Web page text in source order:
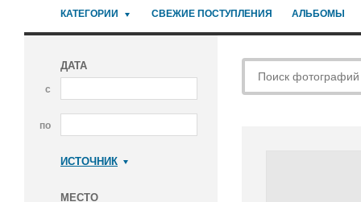
КАТЕГОРИИ СВЕЖИЕ ПОСТУПЛЕНИЯ АЛЬБОМЫ
ДАТА
с
по
ИСТОЧНИК
МЕСТО